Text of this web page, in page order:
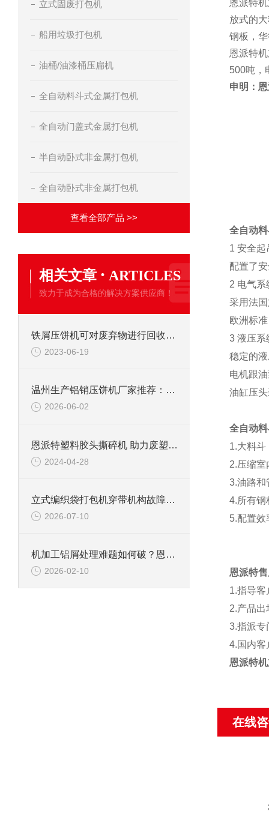
立式固废打包机
船用垃圾打包机
油桶/油漆桶压扁机
全自动料斗式金属打包机
全自动门盖式金属打包机
半自动卧式非金属打包机
全自动卧式非金属打包机
查看全部产品 >>
相关文章 · ARTICLES
致力于成为合格的解决方案供应商！
铁屑压饼机可对废弃物进行回收利用
2023-06-19
温州生产铝销压饼机厂家推荐：为什么恩派特成为行业优选？
2026-06-02
恩派特塑料胶头撕碎机 助力废塑料回收有一手！
2024-04-28
立式编织袋打包机穿带机构故障处理：送带不到位/退带困难检修
2026-07-10
机加工铝屑处理难题如何破？恩派特铝屑压块机给你答案！
2026-02-10
恩派特
放式的
钢板，
恩派特
500吨，
申明：
全自动
1 安全起
配置了
2 电气系
采用法
欧洲标
3 液压系
稳定的
电机跟
油缸压
全自动
1.大料斗
2.压缩室
3.油路和
4.所有钢
5.配置效
恩派特
1.指导客
2.产品出
3.指派专
4.国内
恩派特
在线